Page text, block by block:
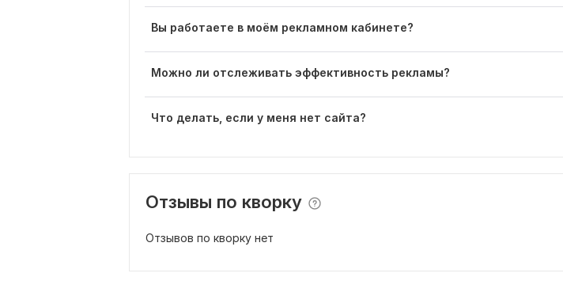
Вы работаете в моём рекламном кабинете?
Можно ли отслеживать эффективность рекламы?
Что делать, если у меня нет сайта?
Отзывы по кворку
Отзывов по кворку нет